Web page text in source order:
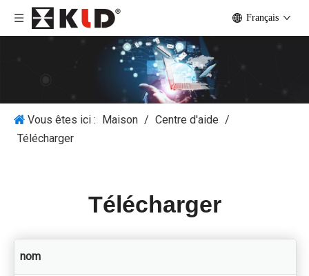
Français
Vous êtes ici : Maison / Centre d'aide /
Télécharger
Télécharger
nom